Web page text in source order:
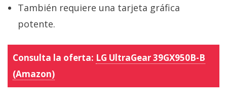
También requiere una tarjeta gráfica
potente.
Consulta la oferta: LG UltraGear 39GX950B-B
(Amazon)